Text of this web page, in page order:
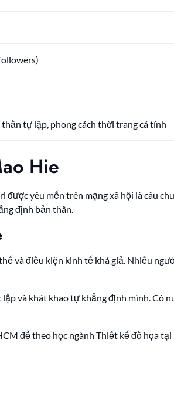
tự lập, phong cách thời trang cá tính
Hie
yêu mến trên mạng xã hội là câu
định bản thân.
và điều kiện kinh tế khá giả. Nhiều
và khát khao tự khẳng định mình.
để theo học ngành Thiết kế đồ họa